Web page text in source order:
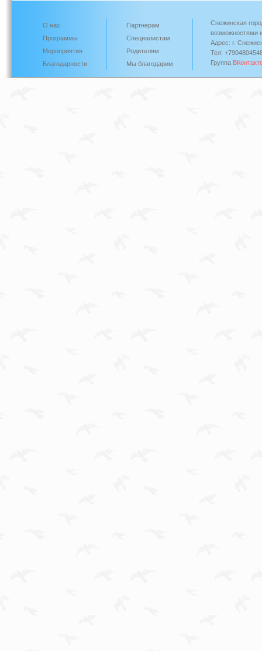
О нас
Программы
Мероприятия
Благодарности
Партнерам
Специалистам
Родителям
Мы благодарим
Снежинская
возможностями
Адрес: г.
Тел:
Группа